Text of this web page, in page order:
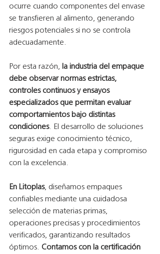
ocurre cuando componentes del envase
se transfieren al alimento, generando
riesgos potenciales si no se controla
adecuadamente.
Por esta razón, la industria del empaque
debe observar normas estrictas,
controles continuos y ensayos
especializados que permitan evaluar
comportamientos bajo distintas
condiciones. El desarrollo de soluciones
seguras exige conocimiento técnico,
rigurosidad en cada etapa y compromiso
con la excelencia.
En Litoplas, diseñamos empaques
confiables mediante una cuidadosa
selección de materias primas,
operaciones precisas y procedimientos
verificados, garantizando resultados
óptimos. Contamos con la certificación